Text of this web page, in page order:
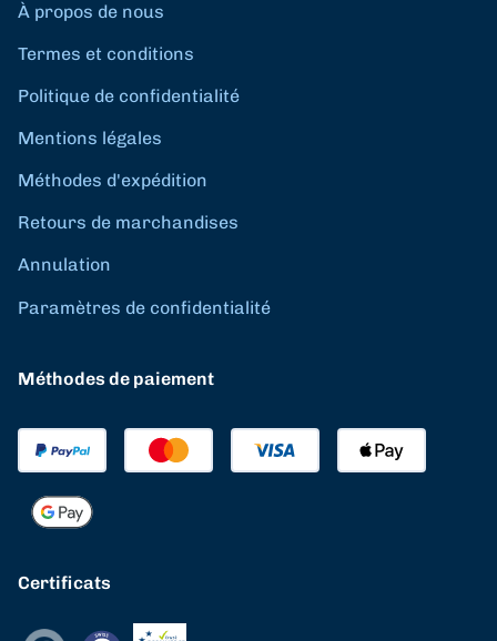
À propos de nous
Termes et conditions
Politique de confidentialité
Mentions légales
Méthodes d'expédition
Retours de marchandises
Annulation
Paramètres de confidentialité
Méthodes de paiement
Certificats